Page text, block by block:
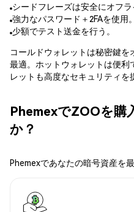
シードフレーズは安全にオフラ
強力なパスワード＋2FAを使用。
少額でテスト送金を行う。
コールドウォレットは秘密鍵
最適。ホットウォレットは便利
レットも高度なセキュリティを
PhemexでZOOを購
か？
Phemexであなたの暗号資産を